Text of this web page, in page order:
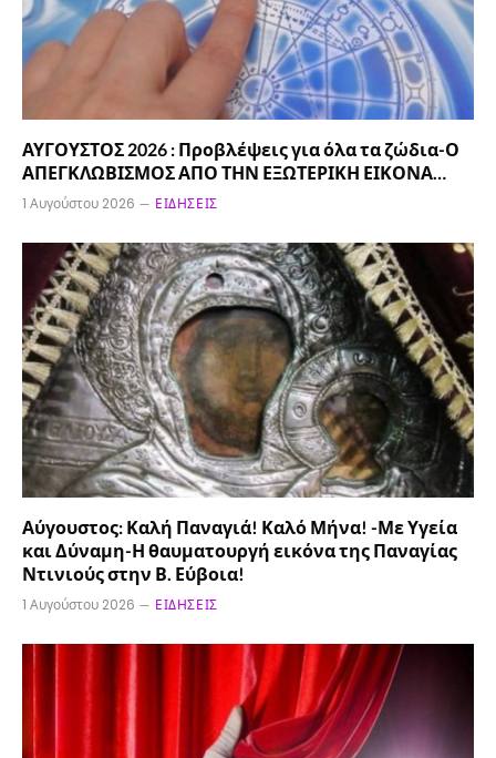
ΑΥΓΟΥΣΤΟΣ 2026 : Προβλέψεις για όλα τα ζώδια-Ο
ΑΠΕΓΚΛΩΒΙΣΜΟΣ ΑΠΟ ΤΗΝ ΕΞΩΤΕΡΙΚΗ ΕΙΚΟΝΑ…
1 Αυγούστου 2026 ΕΙΔΉΣΕΙΣ
Αύγουστος: Καλή Παναγιά! Καλό Μήνα! -Με Υγεία
και Δύναμη-Η θαυματουργή εικόνα της Παναγίας
Ντινιούς στην Β. Εύβοια!
1 Αυγούστου 2026 ΕΙΔΉΣΕΙΣ